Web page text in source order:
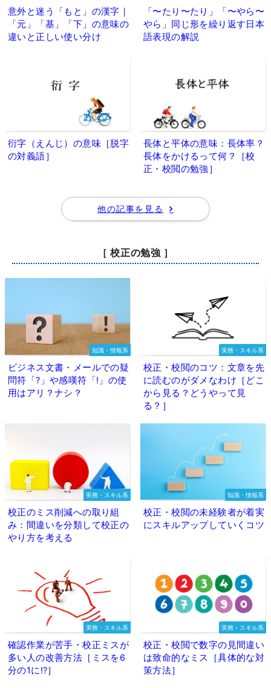
意外と迷う「もと」の漢字｜
「元」「基」「下」の意味の
違いと正しい使い分け
「〜たり〜たり」「〜やら〜
やら」同じ形を繰り返す日本
語表現の解説
衍字（えんじ）の意味［脱字
の対義語］
長体と平体の意味：長体率？
長体をかけるって何？［校
正・校閲の勉強］
他の記事を見る
［ 校正の勉強 ］
知識・情報系
ビジネス文書・メールでの疑
問符「?」や感嘆符「!」の使
用はアリ？ナシ？
実務・スキル系
校正・校閲のコツ：文章を先
に読むのがダメなわけ［どこ
から見る？どうやって見
る？］
実務・スキル系
校正のミス削減への取り組
み：間違いを分類して校正の
やり方を考える
知識・情報系
校正・校閲の未経験者が着実
にスキルアップしていくコツ
実務・スキル系
確認作業が苦手・校正ミスが
多い人の改善方法［ミスを6
分の1に⁉］
実務・スキル系
校正・校閲で数字の見間違い
は致命的なミス［具体的な対
策方法］